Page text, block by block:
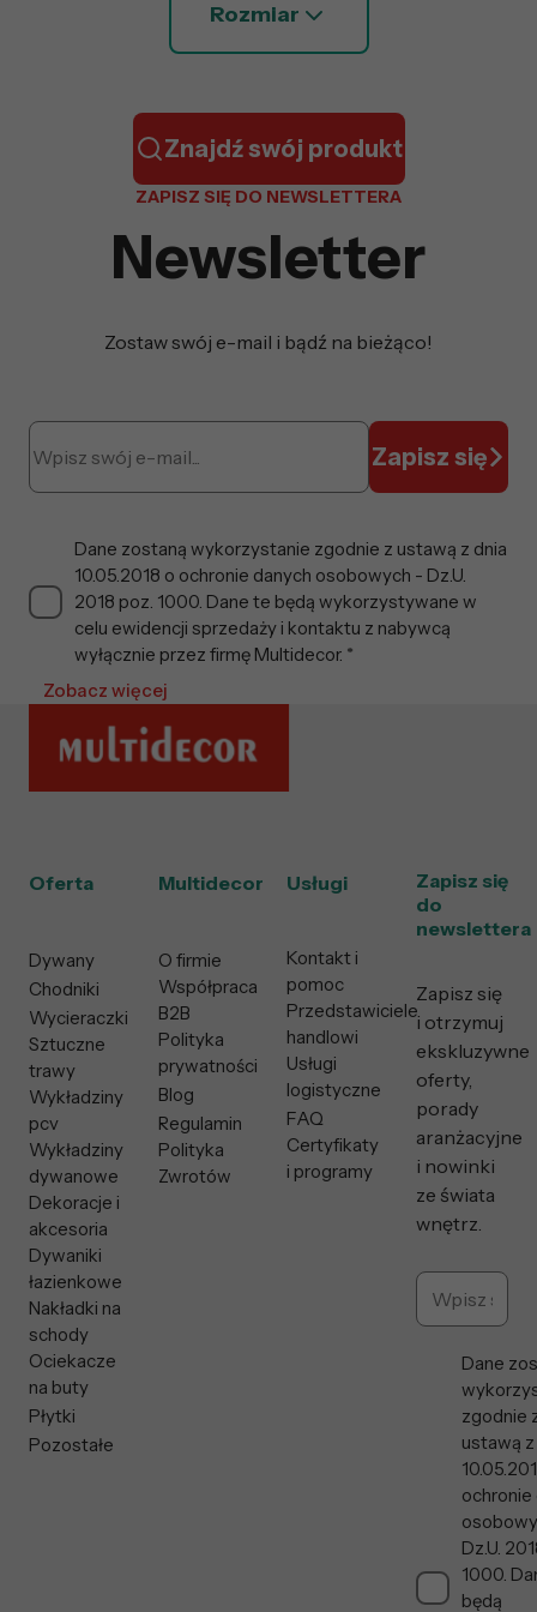
Rozmiar
Znajdź swój produkt
ZAPISZ SIĘ DO NEWSLETTERA
Newsletter
Zostaw swój e-mail i bądź na bieżąco!
Zapisz się
Dane zostaną wykorzystanie zgodnie z ustawą z dnia
10.05.2018 o ochronie danych osobowych - Dz.U.
2018 poz. 1000. Dane te będą wykorzystywane w
celu ewidencji sprzedaży i kontaktu z nabywcą
wyłącznie przez firmę Multidecor. *
Zobacz więcej
Oferta
Dywany
Chodniki
Wycieraczki
Sztuczne
trawy
Wykładziny
pcv
Wykładziny
dywanowe
Dekoracje i
akcesoria
Dywaniki
łazienkowe
Nakładki na
schody
Ociekacze
na buty
Płytki
Pozostałe
Multidecor
O firmie
Współpraca
B2B
Polityka
prywatności
Blog
Regulamin
Polityka
Zwrotów
Usługi
Kontakt i
pomoc
Przedstawiciele
handlowi
Usługi
logistyczne
FAQ
Certyfikaty
i programy
Zapisz się
do
newslettera
Zapisz się
i otrzymuj
ekskluzywne
oferty,
porady
aranżacyjne
i nowinki
ze świata
wnętrz.
Dane
zgodnie
ustawą
ochronie
Dz.U.
1000.
będą